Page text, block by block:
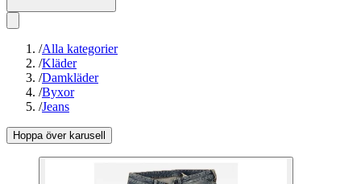
/Alla kategorier
/Kläder
/Damkläder
/Byxor
/Jeans
Hoppa över karusell